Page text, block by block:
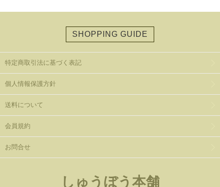
SHOPPING GUIDE
特定商取引法に基づく表記
個人情報保護方針
送料について
会員規約
お問合せ
しゅうぼう本舗